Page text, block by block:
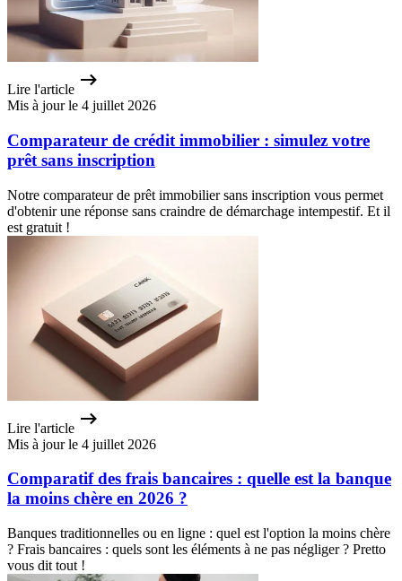
Lire l'article
Mis à jour le 4 juillet 2026
Comparateur de crédit immobilier : simulez votre
prêt sans inscription
Notre comparateur de prêt immobilier sans inscription vous permet
d'obtenir une réponse sans craindre de démarchage intempestif. Et il
est gratuit !
Lire l'article
Mis à jour le 4 juillet 2026
Comparatif des frais bancaires : quelle est la banque
la moins chère en 2026 ?
Banques traditionnelles ou en ligne : quel est l'option la moins chère
? Frais bancaires : quels sont les éléments à ne pas négliger ? Pretto
vous dit tout !